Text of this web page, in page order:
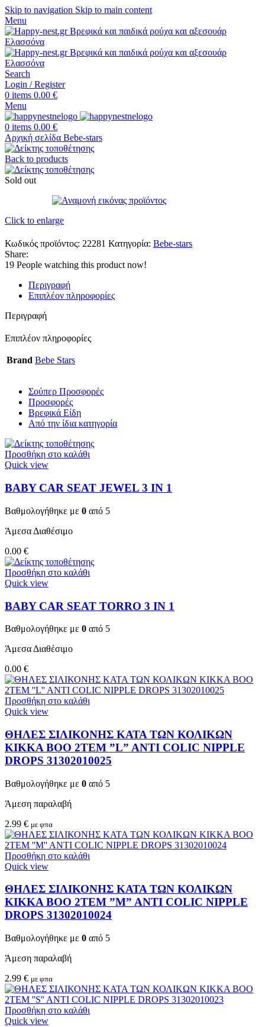
Skip to navigation Skip to main content
Menu
Search
Login / Register
0 items 0.00 €
Menu
0 items 0.00 €
Αρχική σελίδα Bebe-stars
Back to products
Sold out
Click to enlarge
Κωδικός προϊόντος: 22281 Κατηγορία: Bebe-stars
Share:
19 People watching this product now!
Περιγραφή
Επιπλέον πληροφορίες
Περιγραφή
Επιπλέον πληροφορίες
Brand Bebe Stars
Σούπερ Προσφορές
Προσφορές
Βρεφικά Είδη
Από την ίδια κατηγορία
Προσθήκη στο καλάθι
Quick view
BABY CAR SEAT JEWEL 3 ΙΝ 1
Βαθμολογήθηκε με 0 από 5
Άμεσα Διαθέσιμο
0.00 €
Προσθήκη στο καλάθι
Quick view
BABY CAR SEAT TORRO 3 ΙΝ 1
Βαθμολογήθηκε με 0 από 5
Άμεσα Διαθέσιμο
0.00 €
Προσθήκη στο καλάθι
Quick view
ΘΗΛΕΣ ΣΙΛΙΚΟΝΗΣ ΚΑΤΑ ΤΩΝ ΚΟΛΙΚΩΝ
KIKKA BOO 2TEM ”L” ANTI COLIC NIPPLE
DROPS 31302010025
Βαθμολογήθηκε με 0 από 5
Άμεση παραλαβή
2.99 € με φπα
Προσθήκη στο καλάθι
Quick view
ΘΗΛΕΣ ΣΙΛΙΚΟΝΗΣ ΚΑΤΑ ΤΩΝ ΚΟΛΙΚΩΝ
KIKKA BOO 2TEM ”M” ANTI COLIC NIPPLE
DROPS 31302010024
Βαθμολογήθηκε με 0 από 5
Άμεση παραλαβή
2.99 € με φπα
Προσθήκη στο καλάθι
Quick view